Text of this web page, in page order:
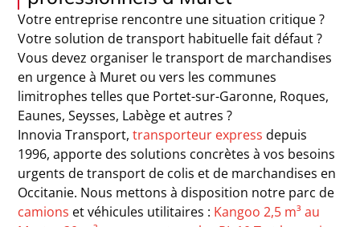
Votre entreprise rencontre une situation critique ?
Votre solution de transport habituelle fait défaut ?
Vous devez organiser le transport de marchandises
en urgence à Muret ou vers les communes
limitrophes telles que Portet-sur-Garonne, Roques,
Eaunes, Seysses, Labège et autres ?
Innovia Transport, transporteur express depuis
1996, apporte des solutions concrètes à vos besoins
urgents de transport de colis et de marchandises en
Occitanie. Nous mettons à disposition notre parc de
camions et véhicules utilitaires : Kangoo 2,5 m³ au